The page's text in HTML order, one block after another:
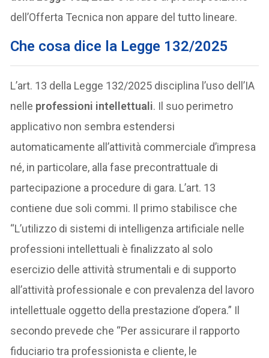
dell’Offerta Tecnica non appare del tutto lineare.
Che cosa dice la Legge 132/2025
L’art. 13 della Legge 132/2025 disciplina l’uso dell’IA
nelle professioni intellettuali. Il suo perimetro
applicativo non sembra estendersi
automaticamente all’attività commerciale d’impresa
né, in particolare, alla fase precontrattuale di
partecipazione a procedure di gara. L’art. 13
contiene due soli commi. Il primo stabilisce che
“L’utilizzo di sistemi di intelligenza artificiale nelle
professioni intellettuali è finalizzato al solo
esercizio delle attività strumentali e di supporto
all’attività professionale e con prevalenza del lavoro
intellettuale oggetto della prestazione d’opera.” Il
secondo prevede che “Per assicurare il rapporto
fiduciario tra professionista e cliente, le